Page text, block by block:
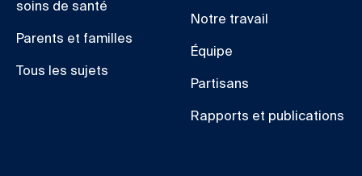
soins de santé
Parents et familles
Tous les sujets
Notre travail
Équipe
Partisans
Rapports et publications